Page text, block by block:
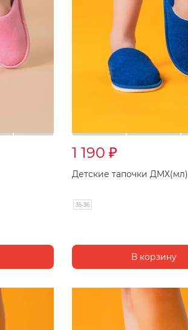
1 190 ₽
Детские тапочки ДМХ(мл)
35-36